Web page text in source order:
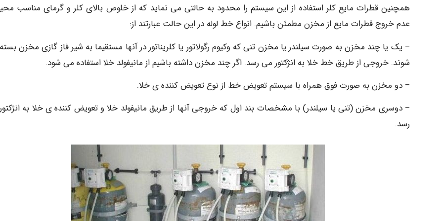
همچنین قطرات مایع کلر استفاده از این سیستم را محدود به حالتی می نماید که از خلوص بالای کلر و گرمای مناسب
عدم خروج قطرات مایع از مخزن مطمئن باشیم. انواع خط لوله در این حالت عبارتند از:
– یک یا چند مخزن به صورت سیلندر یا مخزن تنی که وکیوم رگولاتور یا کلریناتور در آنها مستقیما به شیر فاز گازی مخزن
شوند. خروجی از طریق خط خلا به انژکتور می رسد. اگر چند مخزن داشته باشیم از مانیفولد خلا استفاده می شود.
– دو مخزن به صورت فوق همراه با سیستم تعویض خط از نوع تعویض کننده ی خلا.
– دوسری مخزن (تنی یا سیلندر) با مشخصات بند اول که خروجی آنها از طریق مانیفولد خلا و تعویض کننده ی خلا به
رسد.